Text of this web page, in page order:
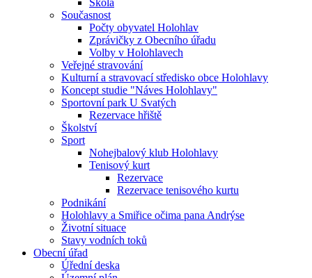
Škola
Současnost
Počty obyvatel Holohlav
Zprávičky z Obecního úřadu
Volby v Holohlavech
Veřejné stravování
Kulturní a stravovací středisko obce Holohlavy
Koncept studie "Náves Holohlavy"
Sportovní park U Svatých
Rezervace hřiště
Školství
Sport
Nohejbalový klub Holohlavy
Tenisový kurt
Rezervace
Rezervace tenisového kurtu
Podnikání
Holohlavy a Smiřice očima pana Andrýse
Životní situace
Stavy vodních toků
Obecní úřad
Úřední deska